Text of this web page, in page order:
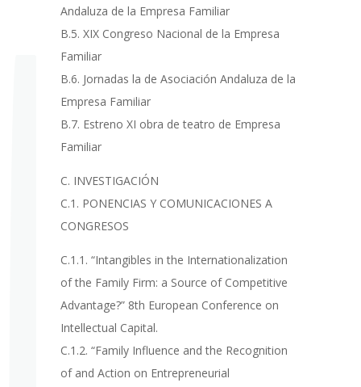
Andaluza de la Empresa Familiar
B.5. XIX Congreso Nacional de la Empresa
Familiar
B.6. Jornadas la de Asociación Andaluza de la
Empresa Familiar
B.7. Estreno XI obra de teatro de Empresa
Familiar
C. INVESTIGACIÓN
C.1. PONENCIAS Y COMUNICACIONES A
CONGRESOS
C.1.1. “Intangibles in the Internationalization
of the Family Firm: a Source of Competitive
Advantage?” 8th European Conference on
Intellectual Capital.
C.1.2. “Family Influence and the Recognition
of and Action on Entrepreneurial